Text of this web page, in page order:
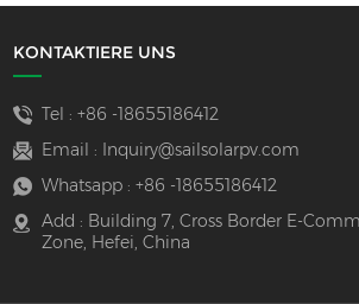
KONTAKTIERE UNS
Tel : +86 -18655186412
Email :
Inquiry@sailsolarpv.com
Whatsapp : +86 -18655186412
Add : Building 7, Cross Border E-
Zone, Hefei, China